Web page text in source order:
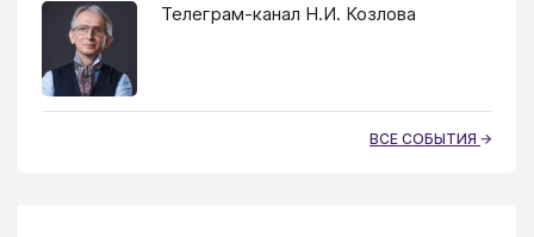
Телеграм-канал Н.И. Козлова
ВСЕ СОБЫТИЯ